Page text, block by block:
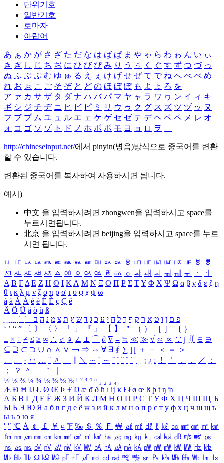
단위기호
일반기호
로마자
아랍어
あ ぁ か が さ ざ た だ な は ば ぱ ま や ゃ ら わ ゎ ん い ぃ
き ぎ し じ ち ぢ に ひ び ぴ み り う ぅ く ぐ す ず つ づ っ
ぬ ふ ぶ ぷ む ゆ ゅ る え ぇ け げ せ ぜ て で ね へ べ ぺ め
れ お ぉ こ ご そ ぞ と ど の ほ ぼ ぽ も よ ょ ろ を
ア ァ カ サ ザ タ ダ ナ ハ バ パ マ ヤ ャ ラ ワ ヮ ン イ ィ キ
ギ シ ジ チ ヂ ニ ヒ ビ ピ ミ リ ウ ゥ ク グ ス ズ ツ ヅ ッ ヌ
フ ブ プ ム ユ ュ ル エ ェ ケ ゲ セ ゼ テ デ ヘ ベ ペ メ レ オ
ォ コ ゴ ソ ゾ ト ド ノ ホ ボ ポ モ ヨ ョ ロ ヲ ―
http://chineseinput.net/에서 pinyin(병음)방식으로 중국어를 변환
할 수 있습니다.
변환된 중국어를 복사하여 사용하시면 됩니다.
예시)
中文 을 입력하시려면 zhongwen을 입력하시고 space를
누르시면됩니다.
北京 을 입력하시려면 beijing을 입력하시고 space를 누르
시면 됩니다.
ㅥ ㅦ ㅧ ㅨ ㅩ ㅪ ㅫ ㅬ ㅭ ㅮ ㅯ ㅰ ㅱ ㅲ ㅳ ㅴ ㅵ ㅶ ㅷ ㅸ
ㅹ
ㅺ ㅻ ㅼ ㅽ ㅾ ㅿ ㆀ ㆁ ㆂ ㆃ ㆄ ㆅ ㆆ ㆇ ㆈ ㆉ ㆊ ㆋ ㆌ ㆍ
ㆎ
Α Β ΓΔ Ε Ζ Η Θ Ι ΚΛ Μ Ν Ξ Ο Π Ρ Σ ΤΥ Φ Χ Ψ Ω α β γ δ ε ζ η
θ ι κ λ μ ν ξ ο π ρ σ τ υ φ χ ψ ω
á à Á À é è É È ç Ç ê
Ä Ö Ü ä ö ü ß
ִֶֹ ֻּ ׁׂ פ ם ן ו ט א ר ק ף ך ל ח י ע כ ג ד ש ץ ת צ מ נ ה ב
‘ ’ “ ” 〔 〕 〈 〉 「 」 『 』 【 】 ＂ （ ） ［ ］ ｛ ｝
± × ÷ ≠ ≤ ≥ ∞ ∴ ♂ ♀ ∠ ⊥ ⌒ ∂ ∇ ≡ ≒ ≪ ≫ √ ∽ ∝ ∵ ∫ ∬ ∈ ∋
⊆ ⊇ ⊂ ⊃ ∪ ∩ ∧ ∨ ￢ ⇒ ⇔ ∀ ∃ ∮ ∑ ∏ ＋ － ＜ ＝
＞
、
。 · ‥ … ¨ 〃 ― ＼ ∼ ´ ～ ˇ ˘ ˝ ˚ ˙ ¸ ¡ ¿ ː ！ ＇ ， ． ／
：
；
？ ＾ ｀
½ ⅓ ⅔ ¼ ¾ ⅛ ⅜ ⅝ ⅞ ¹ ² ³ ⁴ ⁿ ₁ ₂ ₃ ₄
Æ Ð Ħ Ĳ Ł Ø Œ Þ Ŧ Ŋ æ đ ð ħ ı ĳ ĸ ŀ ł ø œ ß þ ŧ ŋ ŉ
А Б В Г Д Е Ё Ж З И Й К Л М Н О П Р С Т У Ф Х Ц Ч Ш Щ Ъ
Ы Ь Э Ю Я а б в г д е ё ж з и й к л м н о п р с т у ф х ц ч ш щ ъ
ы ь э ю я
′ ″ ℃ Å ￠ ￡ ￥ ¤ ℉ ‰ ＄ ％ Ｆ ￦ ㎕ ㎖ ㎗ ℓ ㎘ ㏄ ㎣ ㎤ ㎥ ㎦
㎙ ㎚ ㎛ ㎜ ㎝ ㎞ ㎟ ㎠ ㎡ ㎢ ㏊ ㎍ ㎎ ㎏ ㏏ ㎈ ㎉ ㏈ ㎧ ㎨ ㎰
㎱ ㎲ ㎳ ㎴ ㎵ ㎶ ㎷ ㎸ ㎹ ㎀ ㎁ ㎂ ㎃ ㎄ ㎺ ㎻ ㎽ ㎾ ㎿ ㎐ ㎑
㎒ ㎓ ㎔ Ω ㏀ ㏁ ㎊ ㎋ ㎌ ㏖ ㏅ ㎭ ㎮ ㎯ ㏛ ㎩ ㎪ ㎫ ㎬ ㏝ ㏐
㏓